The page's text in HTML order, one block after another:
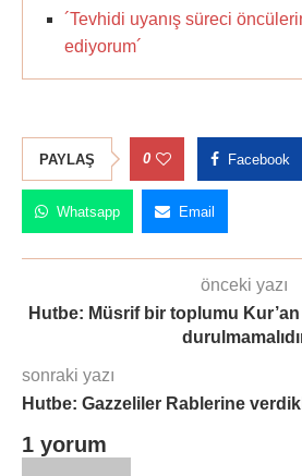
´Tevhidi uyanış süreci
ediyorum´
PAYLAŞ 0 Facebook
Whatsapp Email
önceki yazı
Hutbe: Müsrif bir toplumu
sonraki yazı
Hutbe: Gazzeliler Rablerine
1 yorum